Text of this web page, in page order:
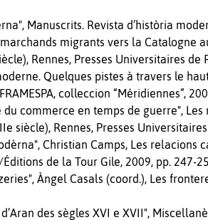
Manuscrits. Revista d’història
migrants vers la Catalogne
Rennes, Presses Universitaires de
Quelques pistes à travers le
colleccion “Méridiennes”,
commerce en temps de guerre",
siècle), Rennes, Presses
Christian Camps, Les
de la Tour Gile, 2009, pp. 247-
Àngel Casals (coord.), Les
des sègles XVI e XVII",